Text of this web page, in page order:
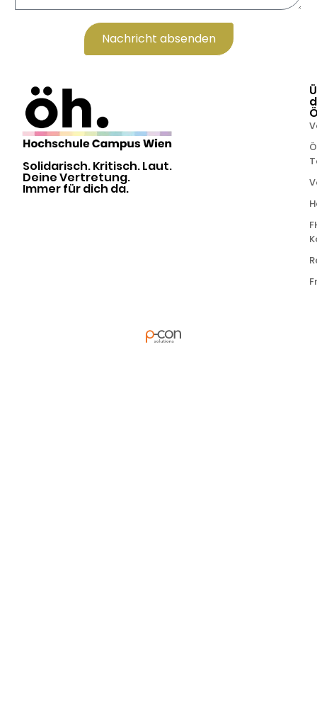
Nachricht absenden
Solidarisch. Kritisch. Laut.
Deine Vertretung.
Immer für dich da.